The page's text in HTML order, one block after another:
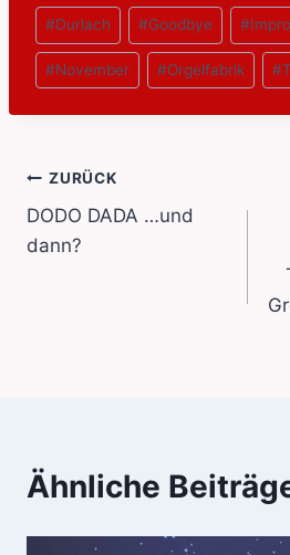
Beitrags
Tags:
#Durlach #Goodbye #Impro
#November #Orgelfabrik #
ZURÜCK
DODO DADA …und
dann?
Ähnliche